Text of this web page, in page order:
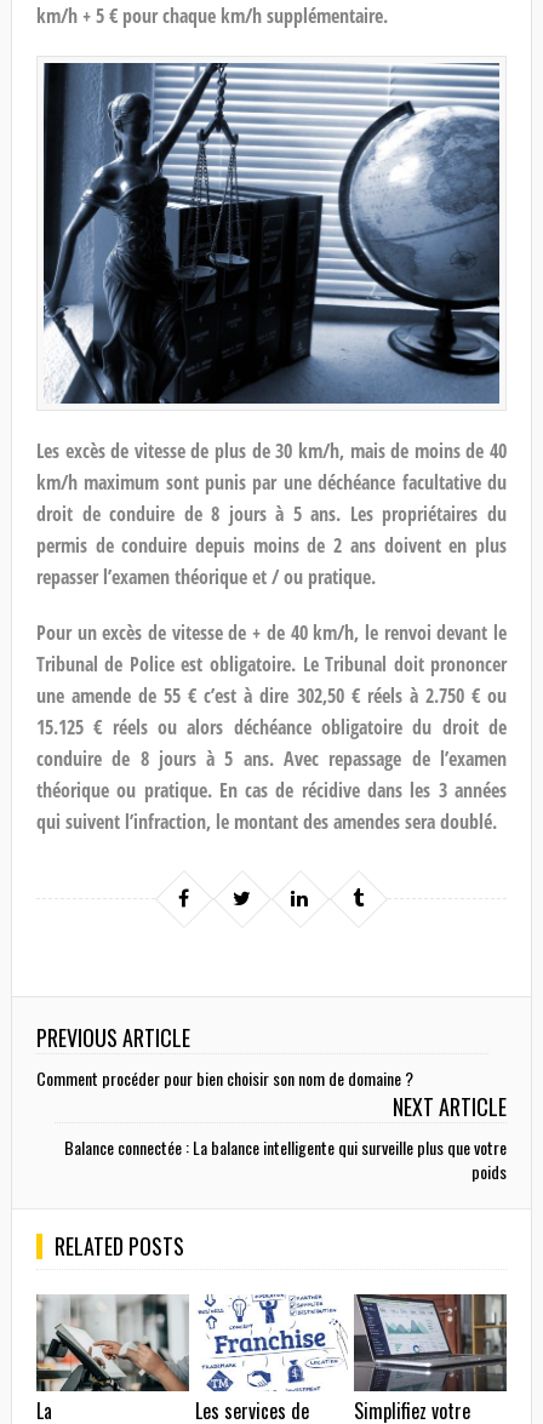
km/h + 5 € pour chaque km/h supplémentaire.
Les excès de vitesse de plus de 30 km/h, mais de moins de 40
km/h maximum sont punis par une déchéance facultative du
droit de conduire de 8 jours à 5 ans. Les propriétaires du
permis de conduire depuis moins de 2 ans doivent en plus
repasser l’examen théorique et / ou pratique.
Pour un excès de vitesse de + de 40 km/h, le renvoi devant le
Tribunal de Police est obligatoire. Le Tribunal doit prononcer
une amende de 55 € c’est à dire 302,50 € réels à 2.750 € ou
15.125 € réels ou alors déchéance obligatoire du droit de
conduire de 8 jours à 5 ans. Avec repassage de l’examen
théorique ou pratique. En cas de récidive dans les 3 années
qui suivent l’infraction, le montant des amendes sera doublé.
PREVIOUS ARTICLE
Comment procéder pour bien choisir son nom de domaine ?
NEXT ARTICLE
Balance connectée : La balance intelligente qui surveille plus que votre
poids
RELATED POSTS
La
Les services de
Simplifiez votre